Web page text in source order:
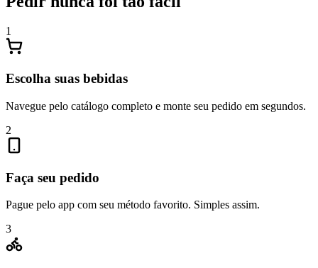
1
Escolha suas bebidas
Navegue pelo catálogo completo e monte seu pedido em segundos.
2
Faça seu pedido
Pague pelo app com seu método favorito. Simples assim.
3